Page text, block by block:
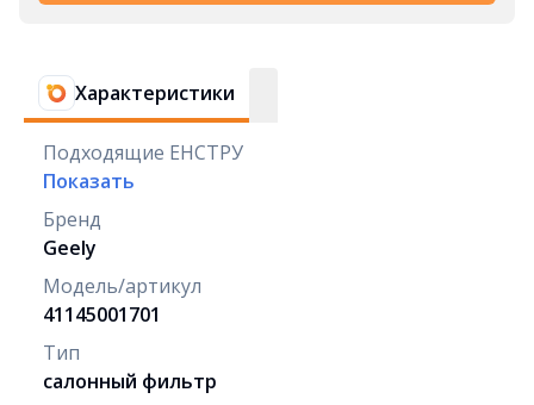
Характеристики
Подходящие ЕНСТРУ
Показать
Бренд
Geely
Модель/артикул
41145001701
Тип
салонный фильтр